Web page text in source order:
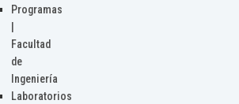
Programas
Facultad
de
Ingeniería
Laboratorios